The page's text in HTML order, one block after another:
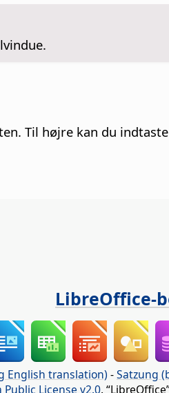
Til højre kan du
LibreOffice-
English translation) -Satzung
Public License v2.0.